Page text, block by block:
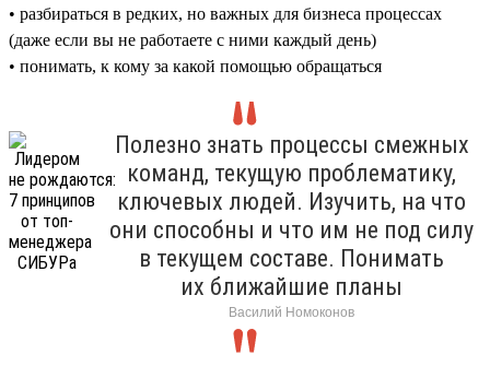
• разбираться в редких, но важных для бизнеса процессах
(даже если вы не работаете с ними каждый день)
• понимать, к кому за какой помощью обращаться
Полезно знать процессы смежных
команд, текущую проблематику,
ключевых людей. Изучить, на что
они способны и что им не под силу
в текущем составе. Понимать
их ближайшие планы
Василий Номоконов